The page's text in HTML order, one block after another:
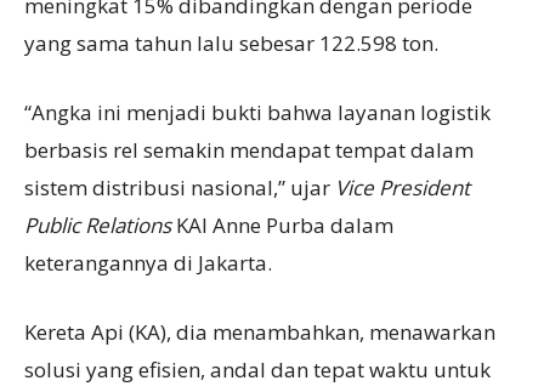
yang sama tahun lalu sebesar 122.598 ton.
“Angka ini menjadi bukti bahwa layanan logistik
berbasis rel semakin mendapat tempat dalam
sistem distribusi nasional,” ujar Vice President
Public RelationsKAI Anne Purba dalam
keterangannya di Jakarta.
Kereta Api (KA), dia menambahkan, menawarkan
solusi yang efisien, andal dan tepat waktu untuk